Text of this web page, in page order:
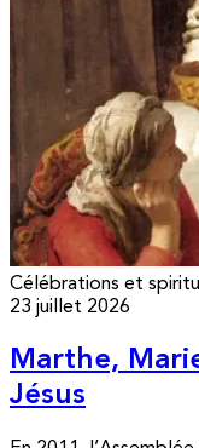
Célébrations et
23 juillet 2026
Marthe,
Jésus